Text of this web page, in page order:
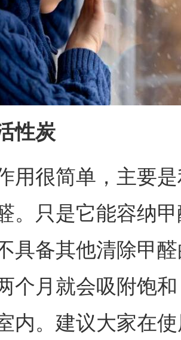
性炭
用很简单，主要
。只是它能容纳
具备其他清除甲
个月就会吸附饱
内。建议大家在